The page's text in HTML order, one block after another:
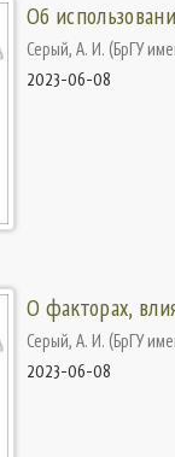
Об
Серый, А. И. (БрГУ
2023-06-08
О факторах,
Серый, А. И. (БрГУ
2023-06-08